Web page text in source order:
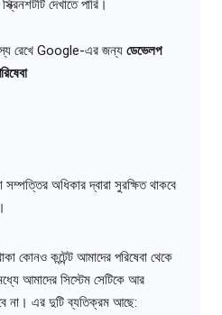
দেখাতে পারি।
রেখে Google-এর জন্য ডেভেলপ
সম্পত্তির অধিকার দ্বারা সুরক্ষিত থাকবে
কোনও কন্টেন্ট আমাদের পরিষেবা থেকে
আমাদের সিস্টেম সেটিকে আর
না। এর দুটি ব্যতিক্রম আছে: